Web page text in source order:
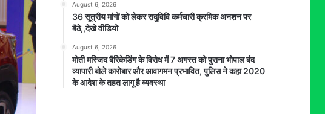
August 6, 2026
36 सूत्रीय मांगों को लेकर रादुविवि कर्मचारी क्रमिक अनशन पर
बैठे,,देखे वीडियो
August 6, 2026
मोती मस्जिद बैरिकेडिंग के विरोध में 7 अगस्त को पुराना भोपाल बंद
व्यापारी बोले कारोबार और आवागमन प्रभावित, पुलिस ने कहा 2020
के आदेश के तहत लागू है व्यवस्था